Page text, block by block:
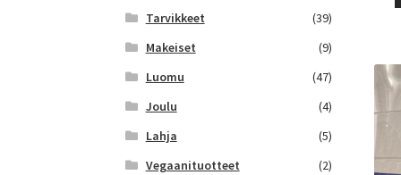
Tarvikkeet
(39)
Makeiset
(9)
Luomu
(47)
Joulu
(4)
Lahja
(5)
Vegaanituotteet
(2)